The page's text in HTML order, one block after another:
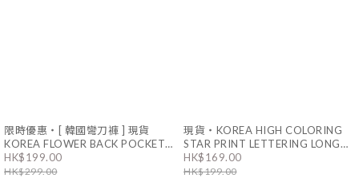
限時優惠・[ 韓國彎刀褲 ] 現貨
KOREA FLOWER BACK POCKET
RIBBON WIDE PANTS｜3色
HK$199.00
HK$299.00
現貨・KOREA HIGH COLORING
STAR PRINT LETTERING LONG
PANTS｜4色
HK$169.00
HK$199.00